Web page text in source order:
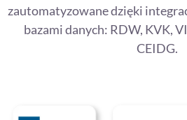
zautomatyzowane dzięki
bazami danych: RDW, KVK,
CEIDG.